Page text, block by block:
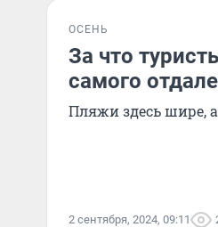
ОСЕНЬ
За что
самого
Пляжи здесь шире,
2 сентября, 2024, 09:11